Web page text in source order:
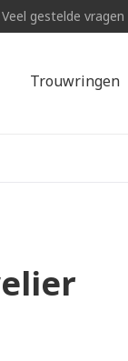
Veel gestelde vragen
Trouwringen